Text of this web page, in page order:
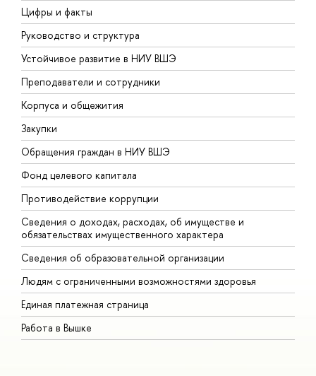
Цифры и факты
Руководство и структура
Устойчивое развитие в НИУ ВШЭ
Преподаватели и сотрудники
Корпуса и общежития
Закупки
Обращения граждан в НИУ ВШЭ
Фонд целевого капитала
Противодействие коррупции
Сведения о доходах, расходах, об имуществе и
обязательствах имущественного характера
Сведения об образовательной организации
Людям с ограниченными возможностями здоровья
Единая платежная страница
Работа в Вышке